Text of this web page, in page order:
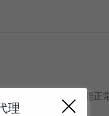
而导致使用方不能正
理